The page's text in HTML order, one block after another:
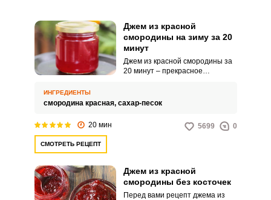
Джем из красной
смородины на зиму за 20
минут
Джем из красной смородины за
20 минут – прекрасное
сладкий вкус этого джема
различной выпечкой и удачно
ложится прослойкой в тортах,
ИНГРЕДИЕНТЫ
смородина красная, сахар-песок
20 мин 5699 0
СМОТРЕТЬ РЕЦЕПТ
Джем из красной
смородины без косточек
Перед вами рецепт джема из